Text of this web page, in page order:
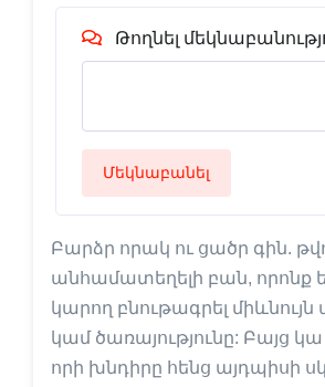
Թողնել
Մեկնաբանել
Բարձր որակ ու ցածր գին.
անհամատեղելի բան, որոնք
կարող բնութագրել
կամ ծառայությունը: Բայց կա
որի խնդիրը հենց այդպիսի